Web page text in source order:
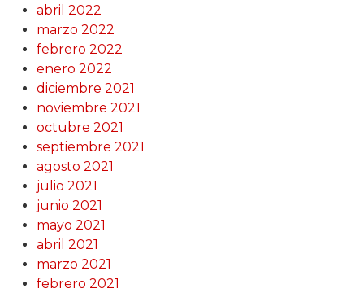
abril 2022
marzo 2022
febrero 2022
enero 2022
diciembre 2021
noviembre 2021
octubre 2021
septiembre 2021
agosto 2021
julio 2021
junio 2021
mayo 2021
abril 2021
marzo 2021
febrero 2021